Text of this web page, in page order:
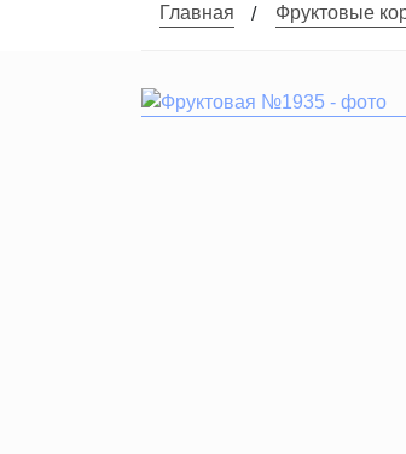
Главная Фруктовые